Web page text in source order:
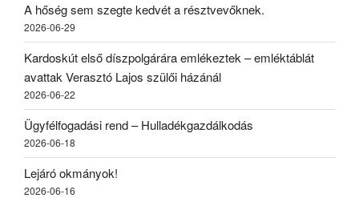
A hőség sem szegte kedvét a résztvevőknek.
2026-06-29
Kardoskút első díszpolgárára emlékeztek – emléktáblát
avattak Verasztó Lajos szülői házánál
2026-06-22
Ügyfélfogadási rend – Hulladékgazdálkodás
2026-06-18
Lejáró okmányok!
2026-06-16